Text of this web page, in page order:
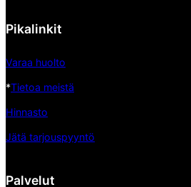
Pikalinkit
Varaa huolto
*Tietoa meistä
Hinnasto
Jätä tarjouspyyntö
Palvelut